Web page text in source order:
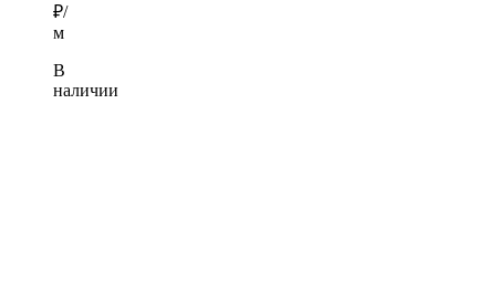
₽/
м
В
наличии